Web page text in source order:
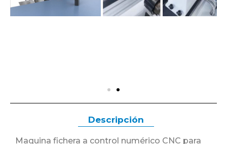
Descripción
Maquina fichera a control numérico CNC para